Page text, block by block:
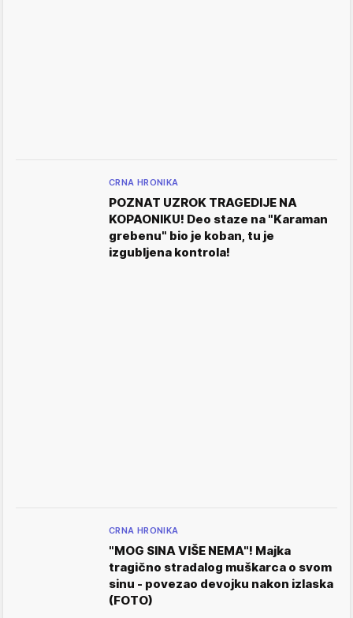
CRNA HRONIKA
POZNAT UZROK TRAGEDIJE NA
KOPAONIKU! Deo staze na "Karaman
grebenu" bio je koban, tu je
izgubljena kontrola!
CRNA HRONIKA
"MOG SINA VIŠE NEMA"! Majka
tragično stradalog muškarca o svom
sinu - povezao devojku nakon izlaska
(FOTO)